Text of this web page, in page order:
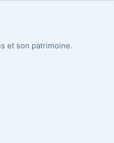
et son patrimoine.